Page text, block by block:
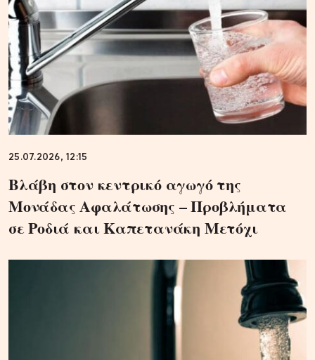
25.07.2026, 12:15
Βλάβη στον κεντρικό αγωγό της
Μονάδας Αφαλάτωσης – Προβλήματα
σε Ροδιά και Καπετανάκη Μετόχι